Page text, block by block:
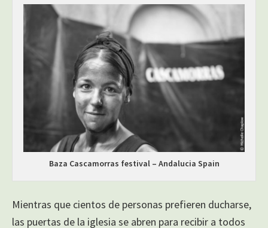
Baza Cascamorras festival – Andalucia Spain
Mientras que cientos de personas prefieren ducharse,
las puertas de la iglesia se abren para recibir a todos